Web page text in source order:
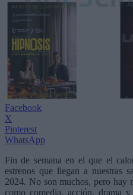
Facebook
X
Pinterest
WhatsApp
Fin de semana en el que el
estrenos que llegan a nuestras
2024. No son muchos, pero hay
como comedia, acción, drama